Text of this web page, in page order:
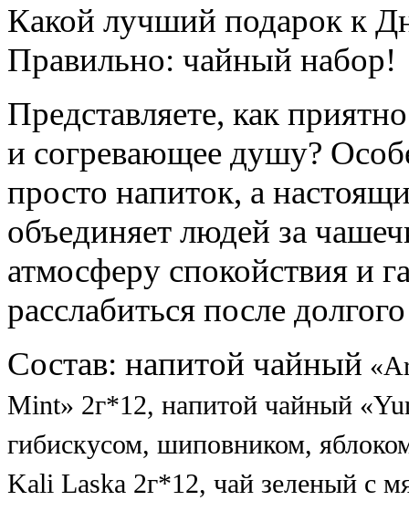
Какой лучший подарок к
Правильно: чайный набор!
Представляете, как
и согревающее душу?
просто напиток, а
объединяет людей за
атмосферу спокойствия и
расслабиться после
Состав: напитой чайный
Mint» 2г*12, напитой чайный
гибискусом, шиповником,
Kali Laska 2г*12, чай зеленый с